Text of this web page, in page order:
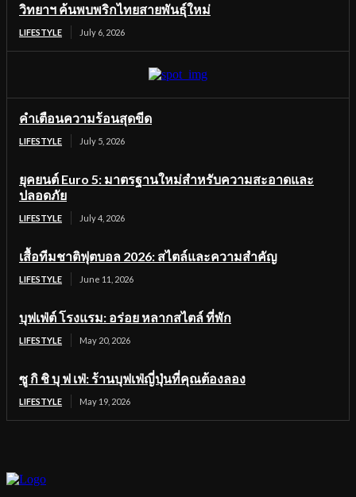
วิทยาฯ ค้นพบพริกไทยสายพันธุ์ใหม่
LIFESTYLE July 6, 2026
คำเตือนความร้อนสุดขีด
LIFESTYLE July 5, 2026
ยุคยนต์ Euro 5: มาตรฐานใหม่สำหรับความสะอาดและ
ปลอดภัย
LIFESTYLE July 4, 2026
เสื้อทีมชาติฟุตบอล 2026: สไตล์และความสำคัญ
LIFESTYLE June 11, 2026
บุฟเฟ่ต์ โรงแรม: อร่อย หลากสไตล์ ที่พัก
LIFESTYLE May 20, 2026
ซู กิ ชิ บุ ฟ เฟ่: ร้านบุฟเฟ่ญี่ปุ่นที่คุณต้องลอง
LIFESTYLE May 19, 2026